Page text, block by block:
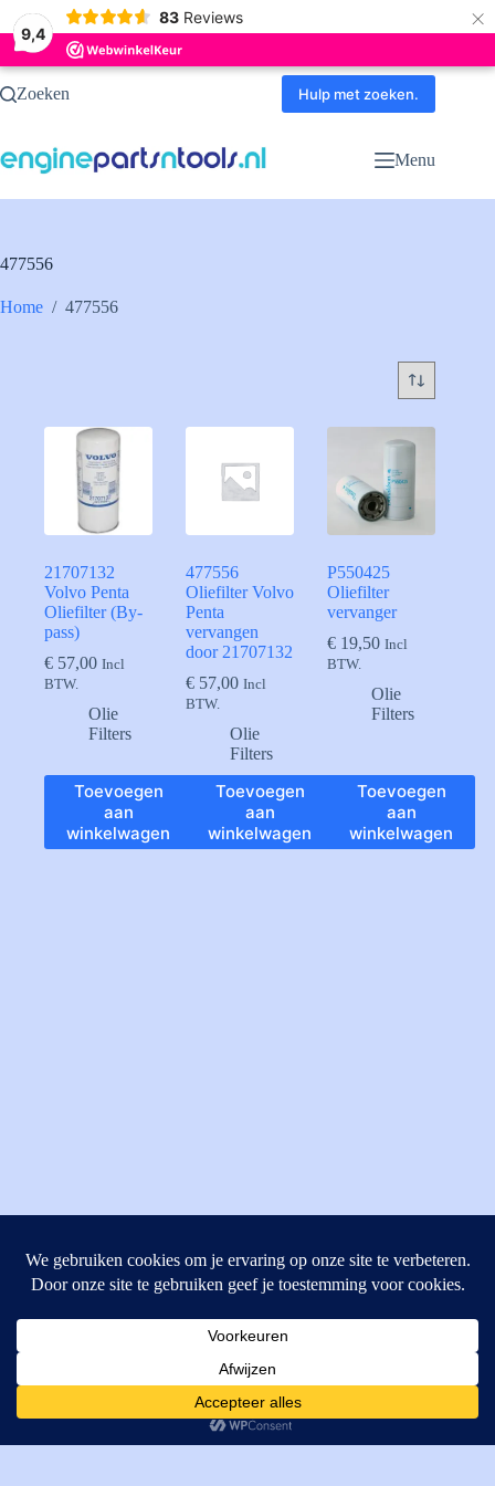
9,4
83 Reviews ×
Ga
naarZoeken Hulp met zoeken.
Menu
477556
Home / 477556
21707132
Volvo Penta
Oliefilter (By-
pass)
€ 57,00 Incl
BTW.
Olie
Filters
Toevoegen
aan
winkelwagen
477556
Oliefilter Volvo
Penta
vervangen
door 21707132
€ 57,00 Incl
BTW.
Olie
Filters
Toevoegen
aan
winkelwagen
P550425
Oliefilter
vervanger
€ 19,50 Incl
BTW.
Olie
Filters
Toevoegen
aan
winkelwagen
4462GE, Goes
T: +31 (0) 111-484438
M:parts@mitechniek.nl
VAT: NL862802295B01
Cookies helpen ons bij het leveren van onze diensten. Door
gebruik te maken van onze diensten, gaat u akkoord met ons
gebruik van cookies.